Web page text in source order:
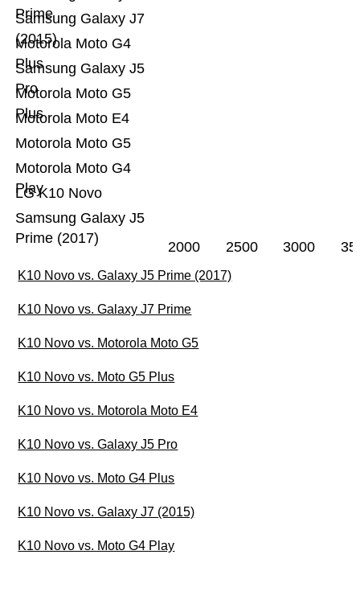
Samsung Galaxy J5
Prime (2017)
LG K10 Novo
Motorola Moto G4
Play
Motorola Moto G5
Motorola Moto E4
Motorola Moto G5
Plus
Samsung Galaxy J5
Pro
Motorola Moto G4
Plus
Samsung Galaxy J7
(2015)
Prime
2000 2500 3000
K10 Novo vs. Galaxy J5 Prime (2017)
K10 Novo vs. Galaxy J7 Prime
K10 Novo vs. Motorola Moto G5
K10 Novo vs. Moto G5 Plus
K10 Novo vs. Motorola Moto E4
K10 Novo vs. Galaxy J5 Pro
K10 Novo vs. Moto G4 Plus
K10 Novo vs. Galaxy J7 (2015)
K10 Novo vs. Moto G4 Play